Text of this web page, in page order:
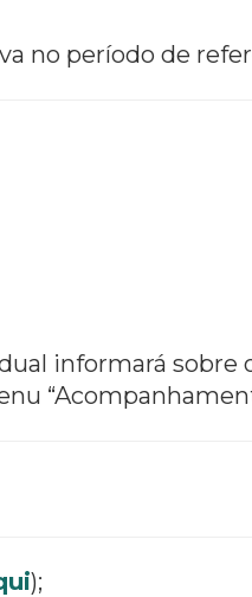
no período de
informará
);